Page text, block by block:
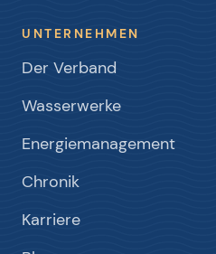
UNTERNEHMEN
Der Verband
Wasserwerke
Energiemanagement
Chronik
Karriere